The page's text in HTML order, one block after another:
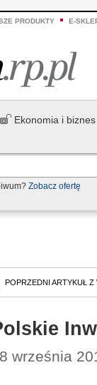
PRODUKTY E-
Ekonomia i biznes
Zobacz ofertę
POPRZEDNI ARTYKUŁ Z
września